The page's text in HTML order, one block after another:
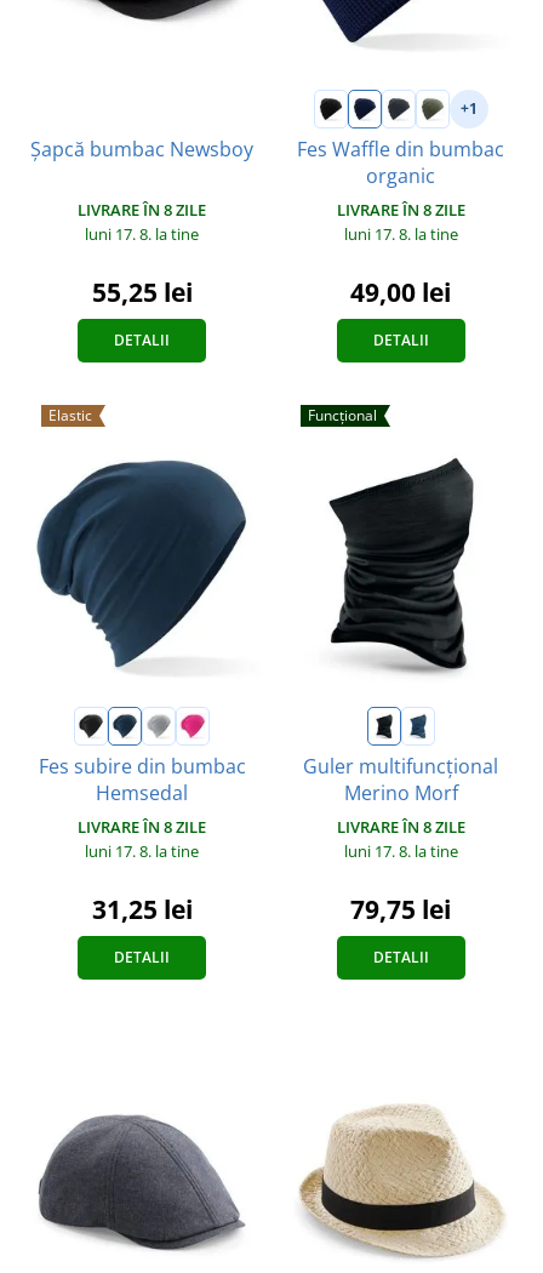
Șapcă bumbac Newsboy
LIVRARE ÎN 8 ZILE
luni 17. 8. la tine
55,25 lei
DETALII
+1
Fes Waffle din bumbac
organic
LIVRARE ÎN 8 ZILE
luni 17. 8. la tine
49,00 lei
DETALII
Elastic
Fes subire din bumbac
Hemsedal
LIVRARE ÎN 8 ZILE
luni 17. 8. la tine
31,25 lei
DETALII
Funcțional
Guler multifuncțional
Merino Morf
LIVRARE ÎN 8 ZILE
luni 17. 8. la tine
79,75 lei
DETALII